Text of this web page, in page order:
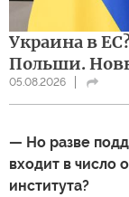
Украина в
Польши.
05.08.2026
— Но разве
входит в число
института?